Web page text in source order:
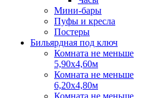
Мини-бары
Пуфы и кресла
Постеры
Бильярдная под ключ
Комната не меньше
5,90х4,60м
Комната не меньше
6,20х4,80м
Комната не меньше